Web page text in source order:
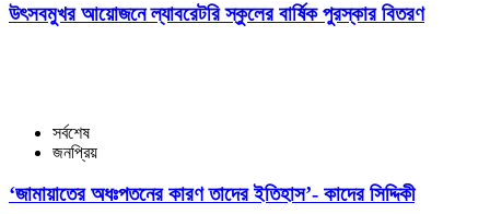
উৎসবমুখর আয়োজনে ল্যাবরেটরি স্কুলের বার্ষিক পুরস্কার বিতরণ
সর্বশেষ
জনপ্রিয়
‘জামায়াতের অধঃপতনের কারণ তাদের ইতিহাস’- কাদের সিদ্দিকী